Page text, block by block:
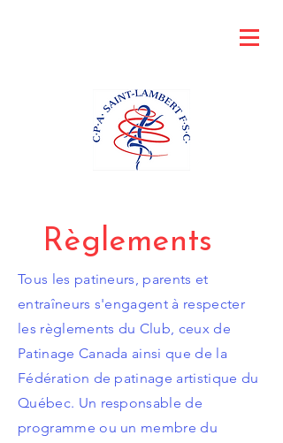
Règlements
Tous les patineurs, parents et
entraîneurs s'engagent à respecter
les règlements du Club, ceux de
Patinage Canada ainsi que de la
Fédération de patinage artistique du
Québec. Un responsable de
programme ou un membre du